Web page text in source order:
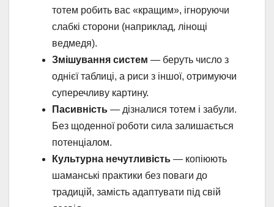
тотем робить вас «кращим», ігноруючи
слабкі сторони (наприклад, лінощі
ведмедя).
Змішування систем — беруть число з
однієї таблиці, а риси з іншої, отримуючи
суперечливу картину.
Пасивність — дізналися тотем і забули.
Без щоденної роботи сила залишається
потенціалом.
Культурна нечутливість — копіюють
шаманські практики без поваги до
традицій, замість адаптувати під свій